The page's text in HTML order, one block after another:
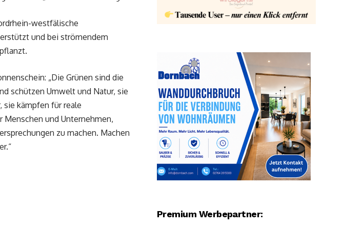
westfälische
und bei strömendem
„Die Grünen sind die
schützen Umwelt und Natur, sie
kämpfen für reale
und Unternehmen,
zu machen. Machen
Premium Werbepartner: